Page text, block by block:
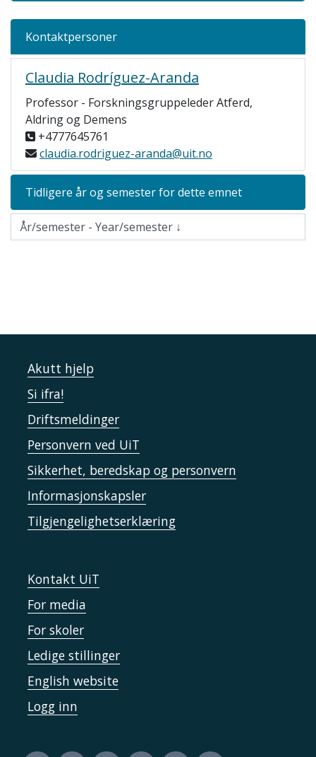
Kontaktpersoner
Claudia Rodríguez-Aranda
Professor - Forskningsgruppeleder Atferd,
Aldring og Demens
+4777645761
claudia.rodriguez-aranda@uit.no
Tidligere år og semester for dette emnet
Akutt hjelp
Si ifra!
Driftsmeldinger
Personvern ved UiT
Sikkerhet, beredskap og personvern
Informasjonskapsler
Tilgjengelighetserklæring
Kontakt UiT
For media
For skoler
Ledige stillinger
English website
Logg inn